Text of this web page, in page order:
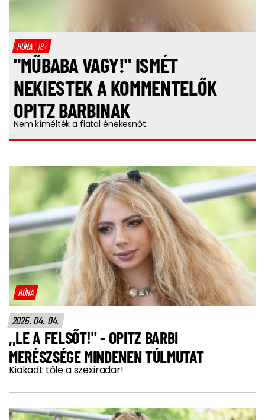
HŰHA 18+
"MŰBABA VAGY!" ISMÉT
NEKIESTEK A KOMMENTELŐK
OPITZ BARBINAK
Nem kímélték a fiatal énekesnőt.
HŰHA
2025. 04. 04.
,,LE A FELSŐT!" - OPITZ BARBI
MERÉSZSÉGE MINDENEN TÚLMUTAT
Kiakadt tőle a szexiradar!